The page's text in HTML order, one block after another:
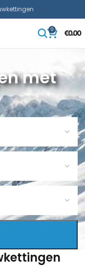
0
€0.00
met